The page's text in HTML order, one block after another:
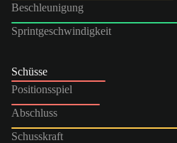
Beschleunigung
Sprintgeschwindigkeit
Schüsse
Positionsspiel
Abschluss
Schusskraft